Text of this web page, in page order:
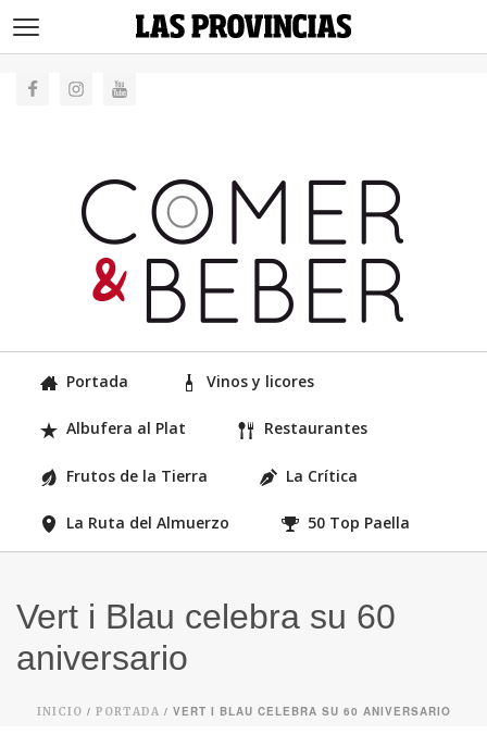
Portada Vinos y licores
Albufera al Plat Restaurantes
Frutos de la Tierra La Crítica
La Ruta del Almuerzo 50 Top Paella
Vert i Blau celebra su 60
aniversario
INICIO / PORTADA / VERT I BLAU CELEBRA SU 60 ANIVERSARIO